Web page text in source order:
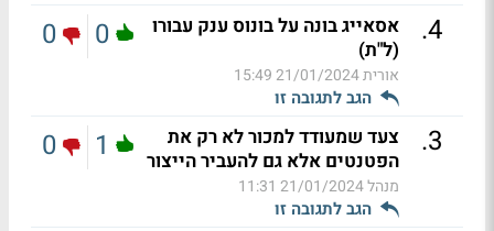
4
.
אסאייג בונה על בונוס ענק עבורו
(ל"ת)
אורית21/01/2024 15:49
הגב לתגובה זו
0
0
3
.
צעד שמעודד למכור לא רק את
הפטנטים אלא גם להעביר הייצור
מנהל21/01/2024 11:31
הגב לתגובה זו
1
0